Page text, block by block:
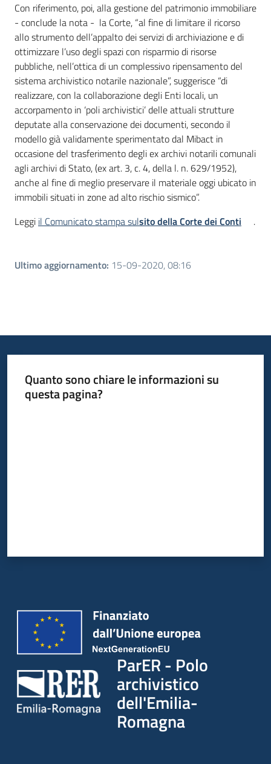
Con riferimento, poi, alla gestione del patrimonio immobiliare
- conclude la nota - la Corte, “al fine di limitare il ricorso
allo strumento dell’appalto dei servizi di archiviazione e di
ottimizzare l’uso degli spazi con risparmio di risorse
pubbliche, nell’ottica di un complessivo ripensamento del
sistema archivistico notarile nazionale”, suggerisce “di
realizzare, con la collaborazione degli Enti locali, un
accorpamento in ‘poli archivistici’ delle attuali strutture
deputate alla conservazione dei documenti, secondo il
modello già validamente sperimentato dal Mibact in
occasione del trasferimento degli ex archivi notarili comunali
agli archivi di Stato, (ex art. 3, c. 4, della l. n. 629/1952),
anche al fine di meglio preservare il materiale oggi ubicato in
immobili situati in zone ad alto rischio sismico”.
Leggi il Comunicato stampa sulsito della Corte dei Conti .
Ultimo aggiornamento: 15-09-2020, 08:16
Quanto sono chiare le informazioni su
questa pagina?
ParER - Polo
archivistico
dell'Emilia-
Romagna